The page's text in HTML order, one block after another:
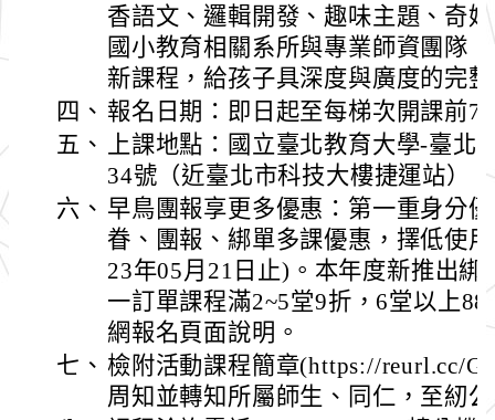
香語文、邏輯開發、趣味主題、奇
國小教育相關系所與專業師資團隊
新課程，給孩子具深度與廣度的完
四、 報名日期：即日起至每梯次開課前7
五、
上課地點：國立臺北教育大學-臺北
34號（近臺北市科技大樓捷運站）。
六、 早鳥團報享更多優惠：第一重身分
眷、團報、綁單多課優惠，擇低使
23年05月21日止)。本年度新推出綁
一訂單課程滿2~5堂9折，6堂以上
網報名頁面說明。
七、 檢附活動課程簡章(https://reurl.cc/
周知並轉知所屬師生、同仁，至紉